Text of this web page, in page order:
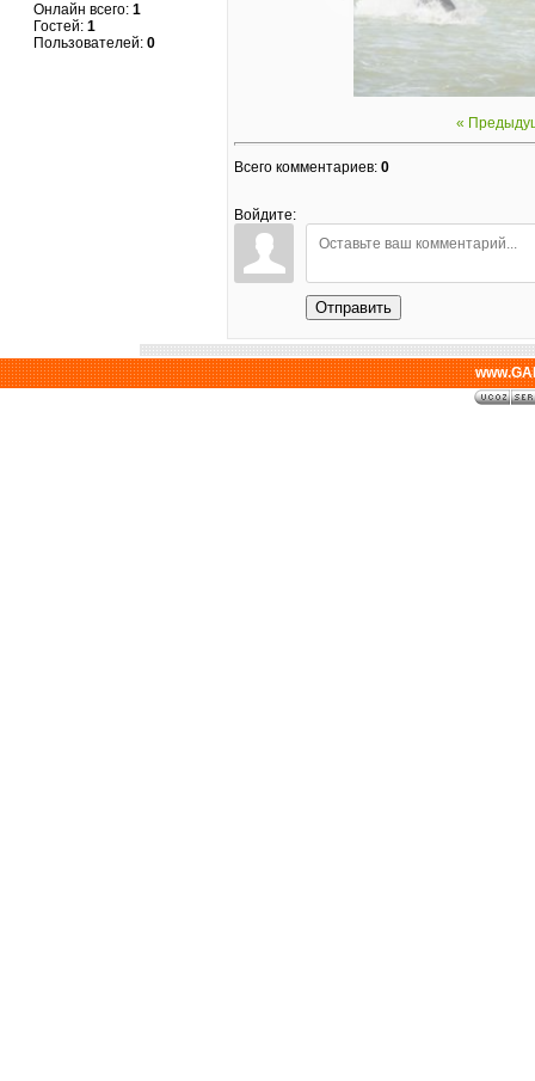
Онлайн всего: 1
Гостей: 1
Пользователей: 0
«
Всего комментариев: 0
Войдите:
Отправить